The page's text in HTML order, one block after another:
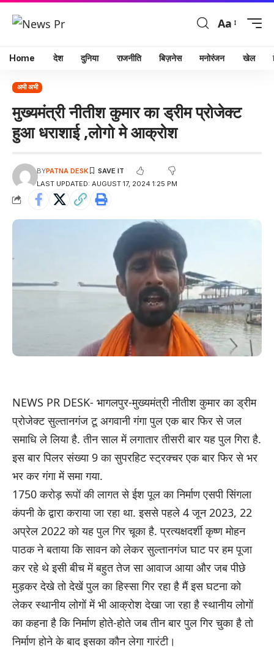
Aa
Home देश दुनिया राजनीति बिज़नेस मनोरंजन खेल
अभी अभी
मुख्यमंत्री नीतीश कुमार का ड्रीम प्रोजेक्ट
हुआ धराशाई ,लोगो मे आक्रोश
LAST UPDATED: AUGUST 17, 2024 1:25 PM
BYPATNA DESK
NEWS PR DESK- भागलपुर-मुख्यमंत्री नीतीश कुमार का ड्रीम
प्रोजेक्ट सुल्तानगंज टू अगवानी गंगा पुल एक बार फिर से जल
समाधि ले लिया है. तीन साल में लगातार तीसरी बार यह पुल गिरा है.
इस बार पिलर संख्या 9 का सुपरहिट स्ट्रक्चर एक बार फिर से भर
भर कर गंगा में समा गया.
1750 करोड़ रूपों की लागत से ईश पूल का निर्माण एसपी सिंगला
कंपनी के द्वारा कराया जा रहा था. इससे पहले 4 जून 2023, 22
अप्रेल 2022 को यह पुल गिर चूका है. प्रत्यक्षदर्शी कृष्ण मोहन
पाठक ने बताया कि सावन को लेकर सुल्तानगंज घाट पर हम पूजा
कर रहे थे इसी बीच में बहुत तेज सा आवाज आया और जब पीछे
मुड़कर देखे तो देखें पुल का हिस्सा गिर रहा है मैं इस घटना को
लेकर स्थानीय लोगों में भी आक्रोश देखा जा रहा है स्थानीय लोगों
का कहना है कि निर्माण होते-होते जब तीन बार पुल गिर चुका है तो
निर्माण होने के बाद इसका कौन लेगा गारंटी।